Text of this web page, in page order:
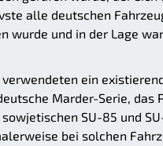
alle deutschen
wurde und in der Lage
ein
Marder-Serie,
SU-85 und
bei solchen